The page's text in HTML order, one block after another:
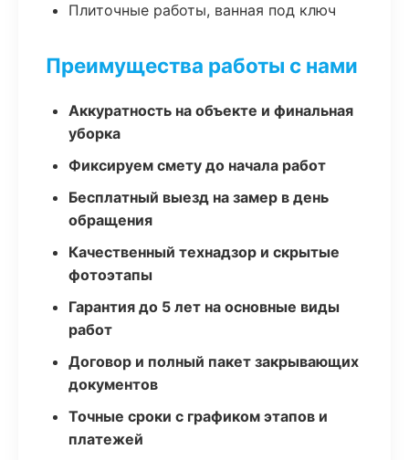
Плиточные работы, ванная под ключ
Преимущества работы с нами
Аккуратность на объекте и финальная
уборка
Фиксируем смету до начала работ
Бесплатный выезд на замер в день
обращения
Качественный технадзор и скрытые
фотоэтапы
Гарантия до 5 лет на основные виды
работ
Договор и полный пакет закрывающих
документов
Точные сроки с графиком этапов и
платежей